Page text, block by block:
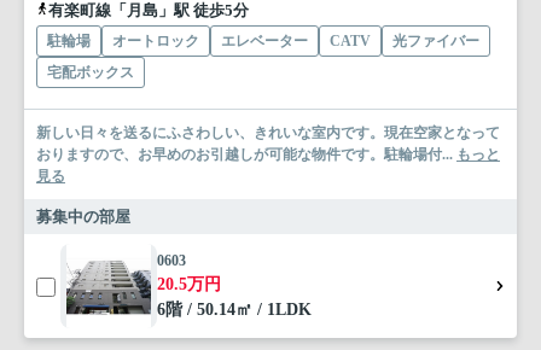
有楽町線「月島」駅 徒歩5分
駐輪場 オートロック エレベーター CATV
光ファイバー
宅配ボックス
新しい日々を送るにふさわしい、きれいな室内です。現在空家となって
おりますので、お早めのお引越しが可能な物件です。駐輪場付... もっと
見る
募集中の部屋
0603
20.5万円
6階 / 50.14㎡ / 1LDK